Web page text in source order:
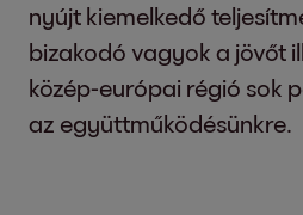
nyújt kiemelkedő
bizakodó vagyok a jövőt
közép-európai régió sok
az együttműködésünkre.